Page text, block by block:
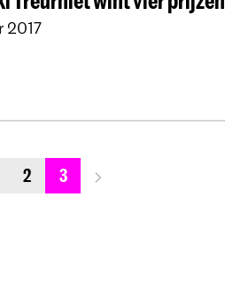
2017
2 3 next_page